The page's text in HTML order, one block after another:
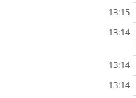
13:15
13:14
13:14
13:14